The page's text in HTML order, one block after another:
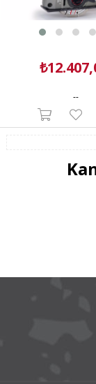
--
ve kaliteli şekilde
Einhell Kanal Açma
örnekleridir.